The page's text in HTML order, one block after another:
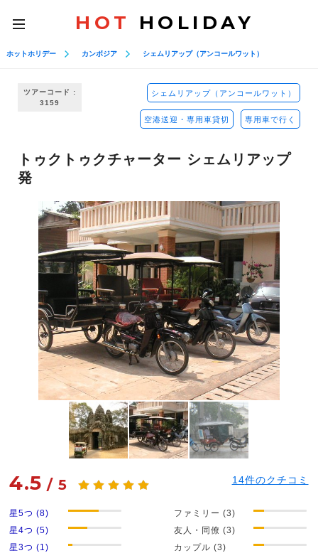
toggle
navigation
HOT HOLIDAY
ホットホリデー カンボジア シェムリアップ（アンコールワット）
ツアーコード :
3159
シェムリアップ（アンコールワット）
空港送迎・専用車貸切 専用車で行く
トゥクトゥクチャーター シェムリアップ
発
4.5 /5 14件のクチコミ
星5つ (8)
星4つ (5)
星3つ (1)
ファミリー (3)
友人・同僚 (3)
カップル (3)